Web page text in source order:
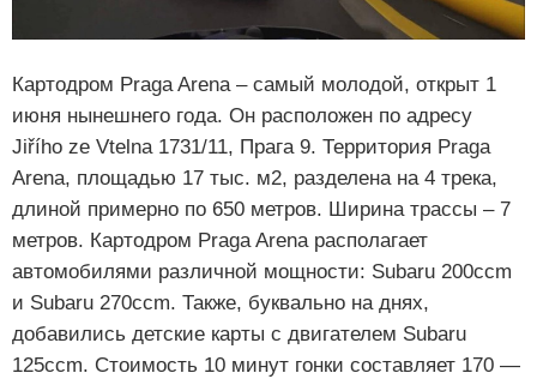
Картодром Praga Arena – самый молодой, открыт 1
июня нынешнего года. Он расположен по адресу
Jiřího ze Vtelna 1731/11, Прага 9. Территория Praga
Arena, площадью 17 тыс. м2, разделена на 4 трека,
длиной примерно по 650 метров. Ширина трассы – 7
метров. Картодром Praga Arena располагает
автомобилями различной мощности: Subaru 200ccm
и Subaru 270ccm. Также, буквально на днях,
добавились детские карты с двигателем Subaru
125ccm. Стоимость 10 минут гонки составляет 170 —